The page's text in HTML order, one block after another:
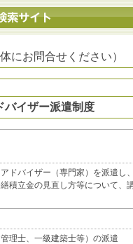
にお問合せください）
バイザー派遣制度
ドバイザー（専門家）を派遣し
積立金の見直し方等について、
理士、一級建築士等）の派遣